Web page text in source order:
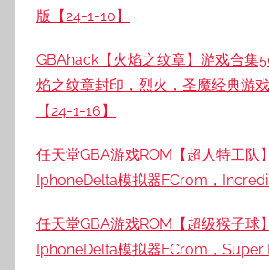
版【24-1-10】
GBAhack【火焰之纹章】游戏合集
焰之纹章封印，烈火，圣魔经典游
【24-1-16】
任天堂GBA游戏ROM【超人特工队
IphoneDelta模拟器FCrom，
任天堂GBA游戏ROM【超级猴子球
IphoneDelta模拟器FCrom，